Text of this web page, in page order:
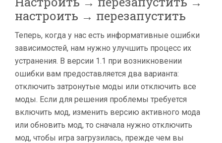
настроить → перезапустить
Теперь, когда у нас есть информативные ошибки
зависимостей, нам нужно улучшить процесс их
устранения. В версии 1.1 при возникновении
ошибки вам предоставляется два варианта:
отключить затронутые моды или отключить все
моды. Если для решения проблемы требуется
включить мод, изменить версию активного мода
или обновить мод, то сначала нужно отключить
мод, чтобы игра загрузилась, прежде чем вы